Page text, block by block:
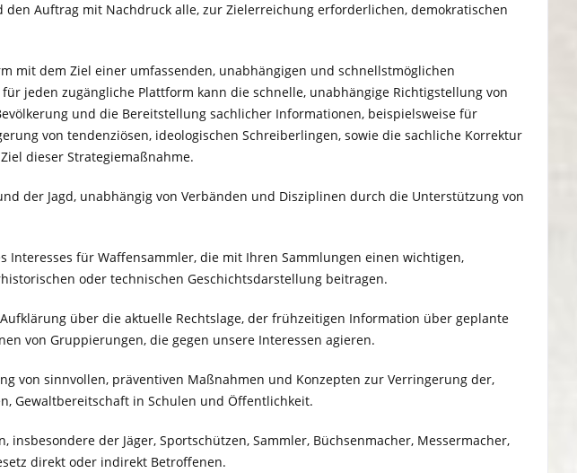
Auftrag mit Nachdruck alle, zur Zielerreichung erforderlichen, demokratischen
mit dem Ziel einer umfassenden, unabhängigen und schnellstmöglichen
jeden zugängliche Plattform kann die schnelle, unabhängige Richtigstellung von
und die Bereitstellung sachlicher Informationen, beispielsweise für
von tendenziösen, ideologischen Schreiberlingen, sowie die sachliche Korrektur
dieser Strategiemaßnahme.
der Jagd, unabhängig von Verbänden und Disziplinen durch die Unterstützung von
Interesses für Waffensammler, die mit Ihren Sammlungen einen wichtigen,
oder technischen Geschichtsdarstellung beitragen.
über die aktuelle Rechtslage, der frühzeitigen Information über geplante
von Gruppierungen, die gegen unsere Interessen agieren.
von sinnvollen, präventiven Maßnahmen und Konzepten zur Verringerung der,
Gewaltbereitschaft in Schulen und Öffentlichkeit.
der Jäger, Sportschützen, Sammler, Büchsenmacher, Messermacher,
direkt oder indirekt Betroffenen.